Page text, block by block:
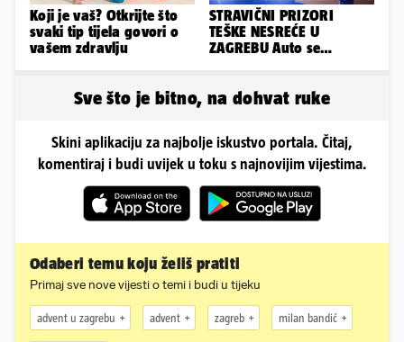
Koji je vaš? Otkrijte što
svaki tip tijela govori o
vašem zdravlju
STRAVIČNI PRIZORI
TEŠKE NESREĆE U
ZAGREBU Auto se
Sve što je bitno, na dohvat ruke
Skini aplikaciju za najbolje iskustvo portala. Čitaj,
komentiraj i budi uvijek u toku s najnovijim vijestima.
Odaberi temu koju želiš pratiti
Primaj sve nove vijesti o temi i budi u tijeku
advent u zagrebu advent zagreb milan bandić